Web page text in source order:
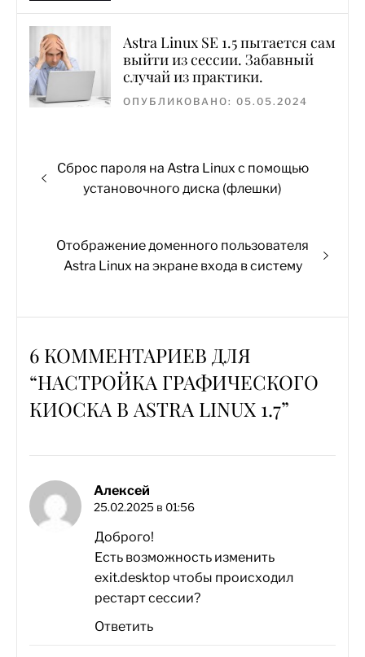
Astra Linux SE 1.5 пытается сам
выйти из сессии. Забавный
случай из практики.
ОПУБЛИКОВАНО: 05.05.2024
Навигация
по
Предыдущая
запись:
Сброс пароля на Astra Linux с помощью
установочного диска (флешки)
Следующая
запись:
Отображение доменного пользователя
Astra Linux на экране входа в систему
6 КОММЕНТАРИЕВ ДЛЯ
“НАСТРОЙКА ГРАФИЧЕСКОГО
КИОСКА В ASTRA LINUX 1.7”
Алексей
25.02.2025 в 01:56
Доброго!
Есть возможность изменить
exit.desktop чтобы происходил
рестарт сессии?
Ответить